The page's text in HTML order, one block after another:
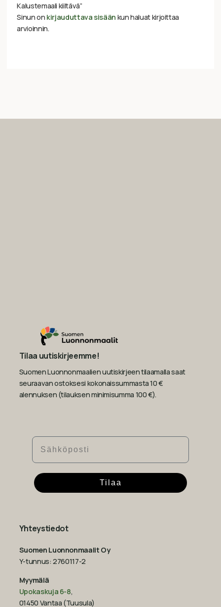
Kalustemaali kiiltävä”
Sinun on kirjauduttava sisään kun haluat kirjoittaa
arvioinnin.
Tilaa uutiskirjeemme!
Suomen Luonnonmaalien uutiskirjeen tilaamalla saat
seuraavan ostoksesi kokonaissummasta 10 €
alennuksen (tilauksen minimisumma 100 €).
Sähköposti
Tilaa
Yhteystiedot
Suomen Luonnonmaalit Oy
Y-tunnus: 2760117-2
Myymälä
Upokaskuja 6-8,
01450 Vantaa (Tuusula)